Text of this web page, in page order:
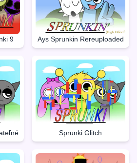
9 Ays Sprunkin Rereuploaded
Sprunki Glitch